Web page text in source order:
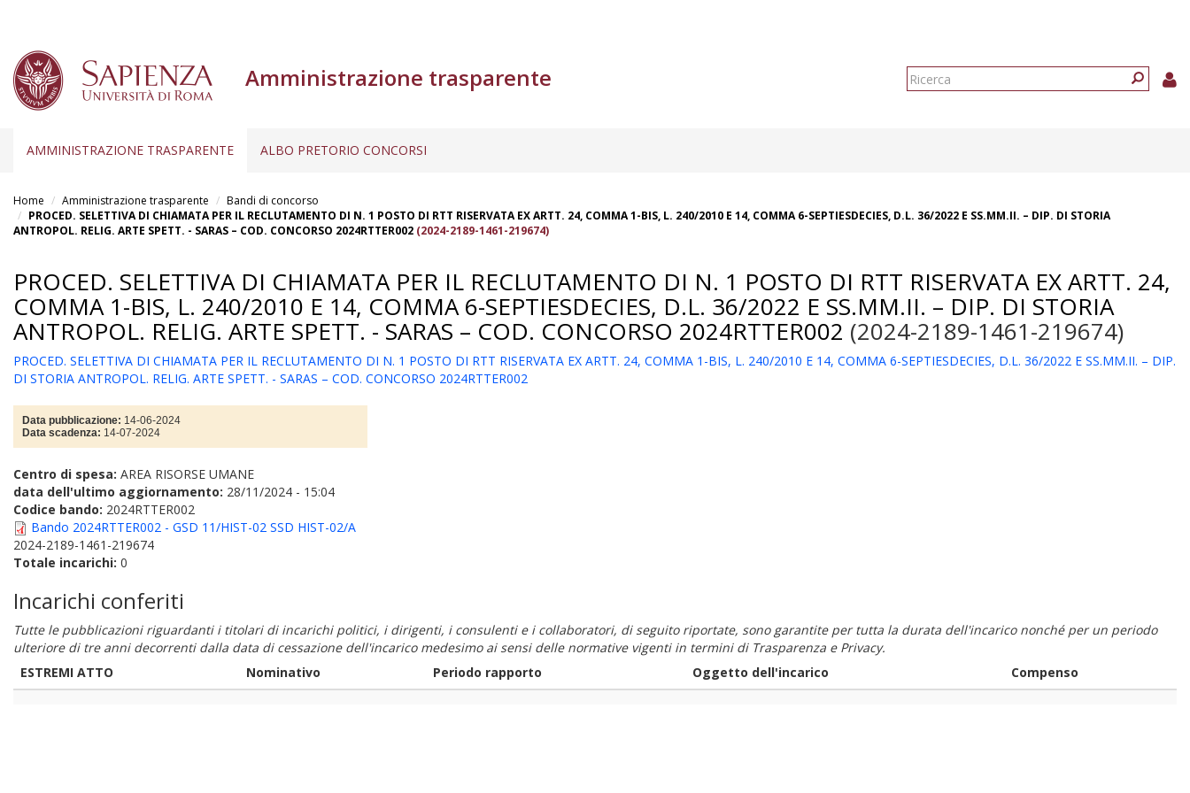
contenuto
principale
Amministrazione trasparente
Form
AMMINISTRAZIONE TRASPARENTE ALBO PRETORIO CONCORSI
Home Amministrazione trasparente
Bandi di concorso
PROCED. SELETTIVA DI CHIAMATA PER IL RECLUTAMENTO DI N. 1 POSTO DI RTT RISERVATA EX ARTT. 24, COMMA 1-BIS, L. 240/2010 E 14, COMMA 6-SEPTIESDECIES, D.L. 36/2022 E SS.MM.II. – DIP. DI STORIA
ANTROPOL. RELIG. ARTE SPETT. - SARAS – COD. CONCORSO 2024RTTER002 (2024-2189-1461-219674)
PROCED. SELETTIVA DI CHIAMATA PER IL RECLUTAMENTO DI N. 1 POSTO DI RTT RISERVATA EX ARTT. 24,
COMMA 1-BIS, L. 240/2010 E 14, COMMA 6-SEPTIESDECIES, D.L. 36/2022 E SS.MM.II. – DIP. DI STORIA
ANTROPOL. RELIG. ARTE SPETT. - SARAS – COD. CONCORSO 2024RTTER002 (2024-2189-1461-219674)
PROCED. SELETTIVA DI CHIAMATA PER IL RECLUTAMENTO DI N. 1 POSTO DI RTT RISERVATA EX ARTT. 24, COMMA 1-BIS, L. 240/2010 E 14, COMMA 6-SEPTIESDECIES, D.L. 36/2022 E SS.MM.II. – DIP.
DI STORIA ANTROPOL. RELIG. ARTE SPETT. - SARAS – COD. CONCORSO 2024RTTER002
Data pubblicazione: 14-06-2024
Data scadenza: 14-07-2024
Centro di spesa: AREA RISORSE UMANE
data dell'ultimo aggiornamento: 28/11/2024 - 15:04
Codice bando: 2024RTTER002
Bando 2024RTTER002 - GSD 11/HIST-02 SSD HIST-02/A
2024-2189-1461-219674
Totale incarichi: 0
Incarichi conferiti
Tutte le pubblicazioni riguardanti i titolari di incarichi politici, i dirigenti, i consulenti e i collaboratori, di seguito riportate, sono garantite per tutta la durata dell'incarico nonché per un periodo
ulteriore di tre anni decorrenti dalla data di cessazione dell'incarico medesimo ai sensi delle normative vigenti in termini di Trasparenza e Privacy.
ESTREMI ATTO
Nominativo Periodo rapporto Oggetto dell'incarico Compenso